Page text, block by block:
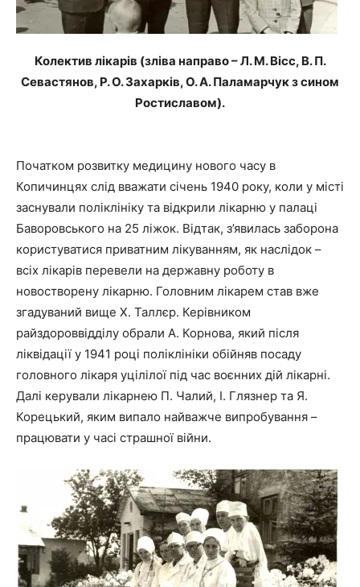
Колектив лікарів (зліва направо – Л. М. Вісс, В. П.
Севастянов, Р. О. Захарків, О. А. Паламарчук з сином
Ростиславом).
Початком розвитку медицину нового часу в
Копичинцях слід вважати січень 1940 року, коли у місті
заснували поліклініку та відкрили лікарню у палаці
Баворовського на 25 ліжок. Відтак, з’явилась заборона
користуватися приватним лікуванням, як наслідок –
всіх лікарів перевели на державну роботу в
новостворену лікарню. Головним лікарем став вже
згадуваний вище Х. Таллєр. Керівником
райздороввідділу обрали А. Корнова, який після
ліквідації у 1941 році поліклініки обійняв посаду
головного лікаря уцілілої під час воєнних дій лікарні.
Далі керували лікарнею П. Чалий, І. Глязнер та Я.
Корецький, яким випало найважче випробування –
працювати у часі страшної війни.